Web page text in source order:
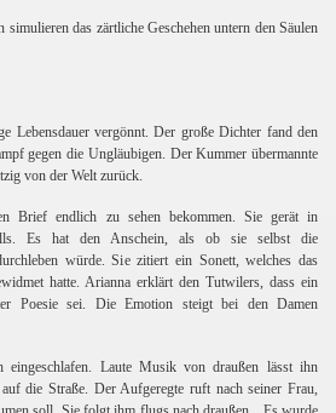
das zärtliche Geschehen untern den Säulen
Lebensdauer vergönnt. Der große Dichter fand den
gegen die Ungläubigen. Der Kummer übermannte
von der Welt zurück.
Brief endlich zu sehen bekommen. Sie gerät in
Es hat den Anschein, als ob sie selbst die
würde. Sie zitiert ein Sonett, welches das
hatte. Arianna erklärt den Tutwilers, dass ein
Poesie sei. Die Emotion steigt bei den Damen
Laute Musik von draußen lässt ihn
die Straße. Der Aufgeregte ruft nach seiner Frau,